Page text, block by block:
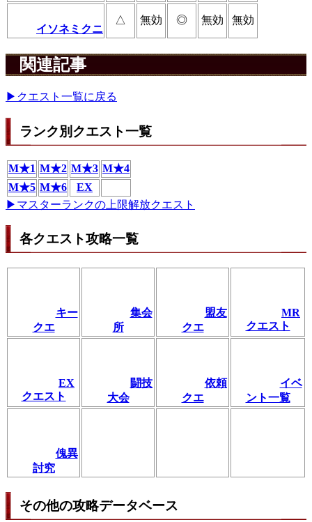
イソネミクニ
△ 無効 ◎ 無効 無効
関連記事
▶クエスト一覧に戻る
ランク別クエスト一覧
M★1 M★2 M★3 M★4
M★5 M★6
EX
▶マスターランクの上限解放クエスト
各クエスト攻略一覧
キー
クエ
集会
所
盟友
クエ
MR
クエスト
EX
クエスト
闘技
大会
依頼
クエ
イベ
ント一覧
傀異
討究
その他の攻略データベース